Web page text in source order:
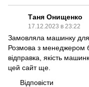
Таня Онищенко
17.12.2023 в 23:22
Замовляла машинку
Розмова з менеджером
відправка, якість
цей сайт ще.
Відповісти